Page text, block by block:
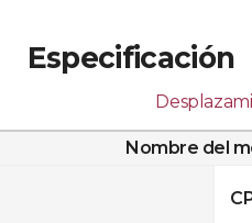
Especificación
Nombre del